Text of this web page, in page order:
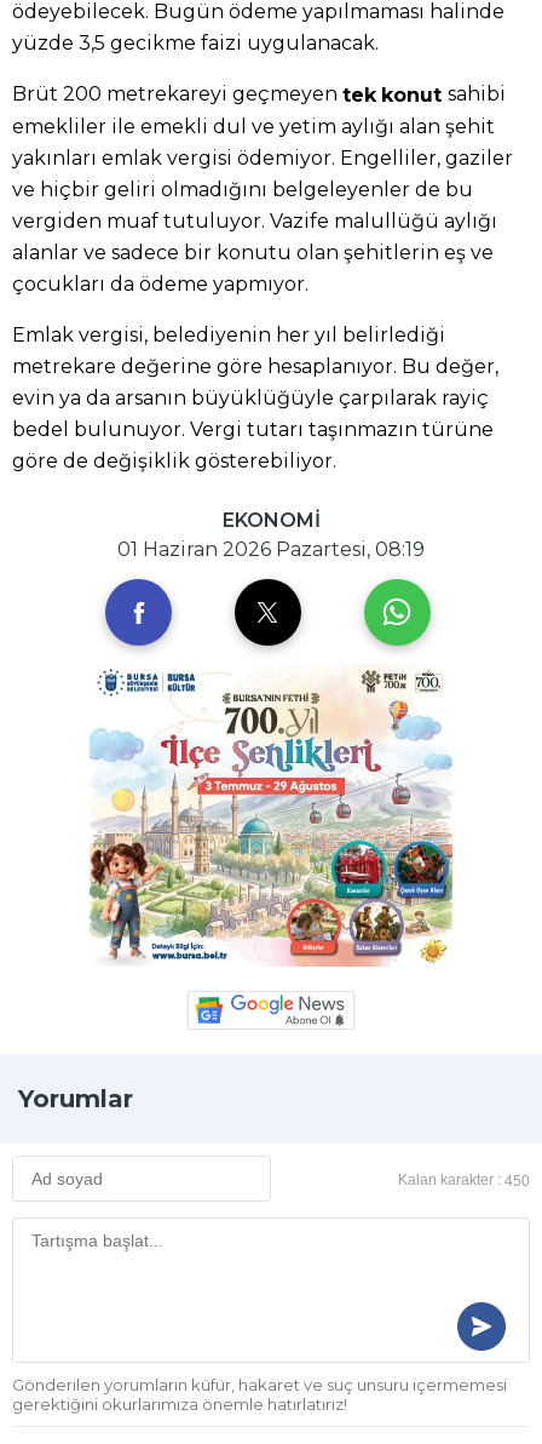
ödeyebilecek. Bugün ödeme yapılmaması halinde
yüzde 3,5 gecikme faizi uygulanacak.
Brüt 200 metrekareyi geçmeyen tek konut sahibi
emekliler ile emekli dul ve yetim aylığı alan şehit
yakınları emlak vergisi ödemiyor. Engelliler, gaziler
ve hiçbir geliri olmadığını belgeleyenler de bu
vergiden muaf tutuluyor. Vazife malullüğü aylığı
alanlar ve sadece bir konutu olan şehitlerin eş ve
çocukları da ödeme yapmıyor.
Emlak vergisi, belediyenin her yıl belirlediği
metrekare değerine göre hesaplanıyor. Bu değer,
evin ya da arsanın büyüklüğüyle çarpılarak rayiç
bedel bulunuyor. Vergi tutarı taşınmazın türüne
göre de değişiklik gösterebiliyor.
EKONOMİ
01 Haziran 2026 Pazartesi, 08:19
Yorumlar
Kalan karakter : 450
Gönderilen yorumların küfür, hakaret ve suç unsuru içermemesi
gerektiğini okurlarımıza önemle hatırlatırız!